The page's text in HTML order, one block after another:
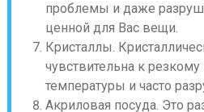
проблемы и даже
ценной для Вас вещи.
Кристаллы.
чувствительна к
температуры и часто
Акриловая посуда. Это